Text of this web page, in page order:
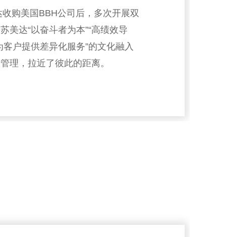
购美国BBH公司后，多次开展双
美达“以奋斗者为本”“高绩效导
客户提供差异化服务”的文化融入
理，拉近了彼此的距离。